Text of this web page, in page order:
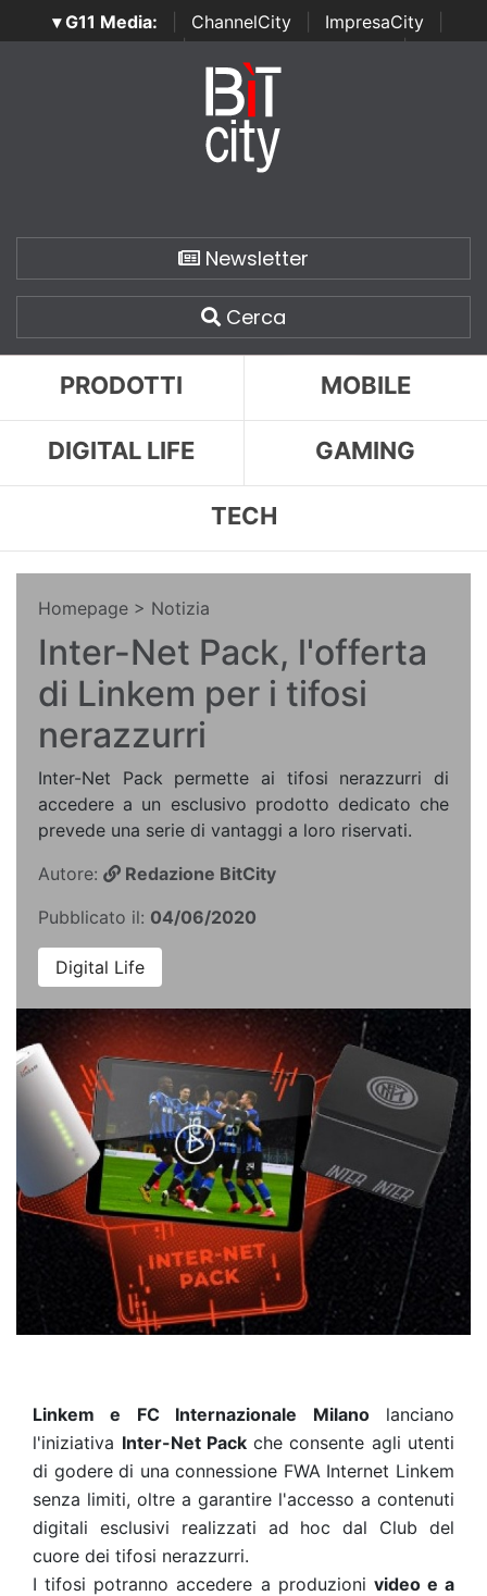
▾ G11 Media: ChannelCity ImpresaCity
SecurityOpenLab | Italian Channel Awards | Italian
Italian Security Awards
Newsletter
Cerca
PRODOTTI MOBILE
DIGITAL LIFE GAMING
TECH
Homepage > Notizia
Inter-Net Pack, l'offerta
di Linkem per i tifosi
nerazzurri
Inter-Net Pack permette ai tifosi nerazzurri di
accedere a un esclusivo prodotto dedicato che
prevede una serie di vantaggi a loro riservati.
Autore:
Redazione BitCity
Pubblicato il: 04/06/2020
Digital Life
Linkem e FC Internazionale Milanolanciano
l'iniziativa Inter-Net Pack che consente agli utenti
di godere di una connessione FWA Internet Linkem
senza limiti, oltre a garantire l'accesso a contenuti
digitali esclusivi realizzati ad hoc dal Club del
cuore dei tifosi nerazzurri.
I tifosi potranno accedere a produzioni video e a